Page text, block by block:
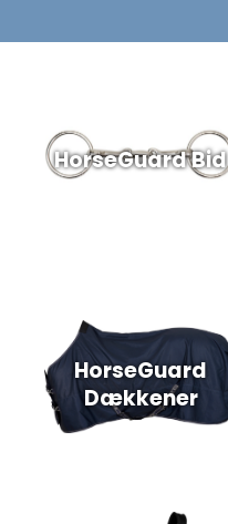
HorseGuard Bid
HorseGuard
Dækkener